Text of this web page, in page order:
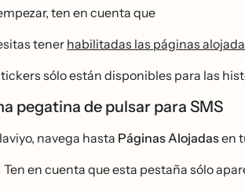
ten en cuenta que
tener habilitadas las páginas
sólo están disponibles para las
pegatina de pulsar para SMS
navega hasta Páginas Alojadasen
Ten en cuenta que esta pestaña sólo